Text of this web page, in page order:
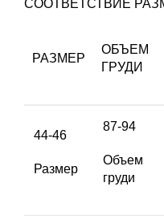
СООТВЕТСТВИЕ
РАЗМЕР
ОБЪЕМ
ГРУДИ
44-46
Размер
87-94
Объем
груди